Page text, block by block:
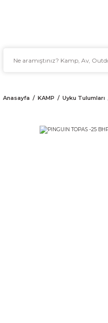
Anasayfa KAMP Uyku Tulumları